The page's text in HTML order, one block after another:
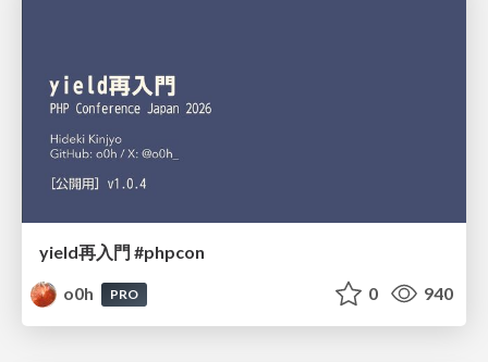
yield再入門 #phpcon
o0h
PRO 0 940